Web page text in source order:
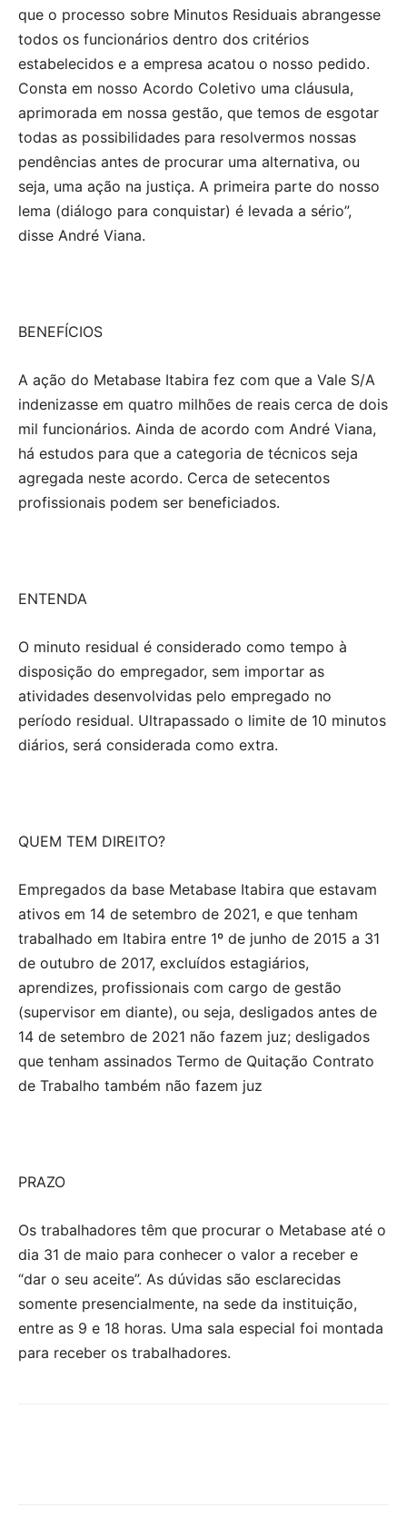
que o processo sobre Minutos Residuais abrangesse
todos os funcionários dentro dos critérios
estabelecidos e a empresa acatou o nosso pedido.
Consta em nosso Acordo Coletivo uma cláusula,
aprimorada em nossa gestão, que temos de esgotar
todas as possibilidades para resolvermos nossas
pendências antes de procurar uma alternativa, ou
seja, uma ação na justiça. A primeira parte do nosso
lema (diálogo para conquistar) é levada a sério”,
disse André Viana.
BENEFÍCIOS
A ação do Metabase Itabira fez com que a Vale S/A
indenizasse em quatro milhões de reais cerca de dois
mil funcionários. Ainda de acordo com André Viana,
há estudos para que a categoria de técnicos seja
agregada neste acordo. Cerca de setecentos
profissionais podem ser beneficiados.
ENTENDA
O minuto residual é considerado como tempo à
disposição do empregador, sem importar as
atividades desenvolvidas pelo empregado no
período residual. Ultrapassado o limite de 10 minutos
diários, será considerada como extra.
QUEM TEM DIREITO?
Empregados da base Metabase Itabira que estavam
ativos em 14 de setembro de 2021, e que tenham
trabalhado em Itabira entre 1º de junho de 2015 a 31
de outubro de 2017, excluídos estagiários,
aprendizes, profissionais com cargo de gestão
(supervisor em diante), ou seja, desligados antes de
14 de setembro de 2021 não fazem juz; desligados
que tenham assinados Termo de Quitação Contrato
de Trabalho também não fazem juz
PRAZO
Os trabalhadores têm que procurar o Metabase até o
dia 31 de maio para conhecer o valor a receber e
“dar o seu aceite”. As dúvidas são esclarecidas
somente presencialmente, na sede da instituição,
entre as 9 e 18 horas. Uma sala especial foi montada
para receber os trabalhadores.